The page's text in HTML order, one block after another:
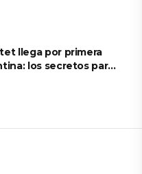
llega por primera
los secretos para